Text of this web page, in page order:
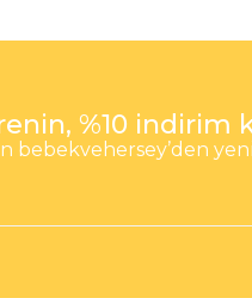
%10 indirim